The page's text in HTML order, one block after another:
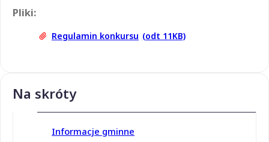
Pliki:
Regulamin konkursu (odt 11KB)
Na skróty
Informacje gminne